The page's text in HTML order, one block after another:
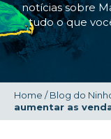
notícias sobre
tudo o que
Home /Blog do
aumentar as